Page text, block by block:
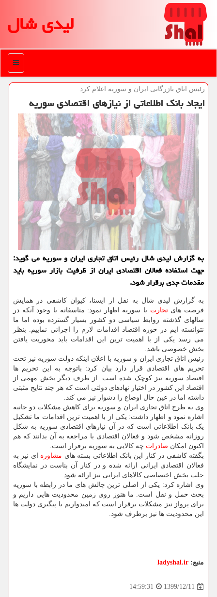
لیدی شال
منو
رئیس اتاق بازرگانی ایران و سوریه اعلام كرد
ایجاد بانك اطلاعاتی از نیازهای اقتصادی سوریه
به گزارش لیدی شال رئیس اتاق تجاری ایران و سوریه می گوید:
جهت استفاده فعالان اقتصادی ایران از ظرفیت بازار سوریه باید
مقدمات جدی برقرار شود.
به گزارش لیدی شال به نقل از ایسنا، کیوان کاشفی در همایش
فرصت هایتجارت با سوریه اظهار نمود: متاسفانه با وجود آنکه در
سالهای گذشته روابط سیاسی دو کشور بسیار گسترده بوده اما ما
نتوانسته ایم در حوزه اقتصاد اقدامات لازم را اجرائی نماییم. بنظر
می رسد یکی از با اهمیت ترین این اقدامات باید محوریت یافتن
بخش خصوصی باشد.
رئیس اتاق تجاری ایران و سوریه با اعلان اینکه دولت سوریه نیز تحت
تحریم های اقتصادی قرار دارد بیان کرد: باتوجه به این تحریم ها
اقتصاد سوریه نیز کوچک شده است. از طرف دیگر بخش مهمی از
اقتصاد این کشور در اختیار نهادهای دولتی است که هر چند نتایج مثبتی
داشته اما در عین حال اوضاع را دشوار نیز می کند.
وی به طرح اتاق تجاری ایران و سوریه برای کاهش مشکلات دو جانبه
اشاره نمود و اظهار داشت: یکی از با اهمیت ترین اقدامات ما تشکیل
یک بانک اطلاعاتی است که در آن نیازهای اقتصادی سوریه به شکل
روزانه مشخص شود و فعالان اقتصادی با مراجعه به آن بدانند که هم
اکنون امکان صادرات چه کالایی به سوریه برقرار است.
بگفته کاشفی در کنار این بانک اطلاعاتی بسته های مشاوره ای نیز به
فعالان اقتصادی ایرانی ارائه شده و در کنار آن بناست در نمایشگاه
حلب بخش اختصاصی کالاهای ایرانی نیز ارائه شود.
وی اشاره کرد: یکی از اصلی ترین چالش های ما در رابطه با سوریه
بحث حمل و نقل است. ما هنوز روی زمین محدودیت هایی داریم و
برای پرواز نیز مشکلات برقرار است که امیدواریم با پیگیری دولت ها
این محدودیت ها نیز برطرف شود.
منبع: ladyshal.ir
1399/12/11
14:59:31